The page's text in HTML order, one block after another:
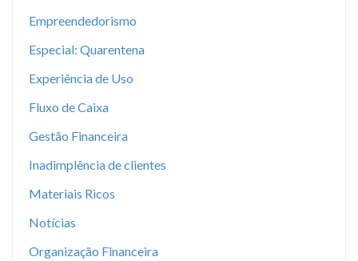
Empreendedorismo
Especial: Quarentena
Experiência de Uso
Fluxo de Caixa
Gestão Financeira
Inadimplência de clientes
Materiais Ricos
Notícias
Organização Financeira